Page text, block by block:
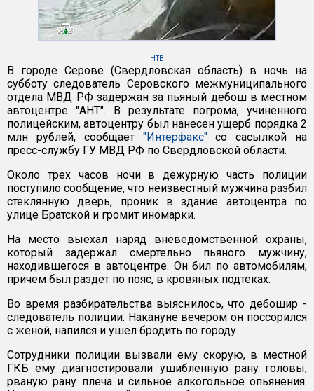
НТВ
В городе Серове (Свердловская область) в ночь на
субботу следователь Серовского межмуниципального
отдела МВД РФ задержан за пьяный дебош в местном
автоцентре "АНТ". В результате погрома, учиненного
полицейским, автоцентру был нанесен ущерб порядка 2
млн рублей, сообщает "Интерфакс"со сасылкой на
пресс-службу ГУ МВД РФ по Свердловской области.
Около трех часов ночи в дежурную часть полиции
поступило сообщение, что неизвестный мужчина разбил
стеклянную дверь, проник в здание автоцентра по
улице Братской и громит иномарки.
На место выехал наряд вневедомственной охраны,
который задержал смертельно пьяного мужчину,
находившегося в автоцентре. Он бил по автомобилям,
причем был раздет по пояс, в кровяных подтеках.
Во время разбирательства выяснилось, что дебошир -
следователь полиции. Накануне вечером он поссорился
с женой, напился и ушел бродить по городу.
Сотрудники полиции вызвали ему скорую, в местной
ГКБ ему диагностировали ушибленную рану головы,
рваную рану плеча и сильное алкогольное опьянения.